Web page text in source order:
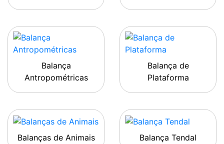
Balança
Antropométricas
Balança de
Plataforma
Balanças de Animais Balança Tendal